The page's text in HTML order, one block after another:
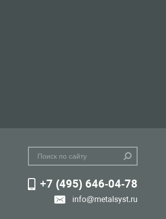
+7 (495) 646-04-78
info@metalsyst.ru